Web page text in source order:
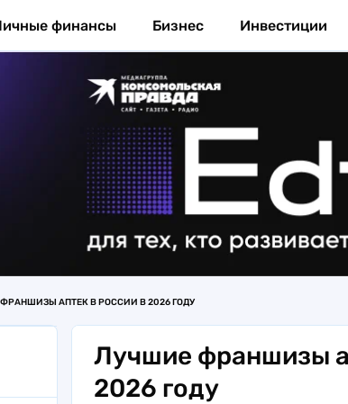
финансы Бизнес Инвестиции
АПТЕК В РОССИИ В 2026 ГОДУ
Лучшие франшизы
2026 году